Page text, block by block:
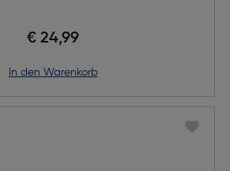
€ 24,99
in den Warenkorb